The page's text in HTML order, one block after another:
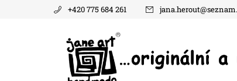
+420 775 684 261 jana.herout@